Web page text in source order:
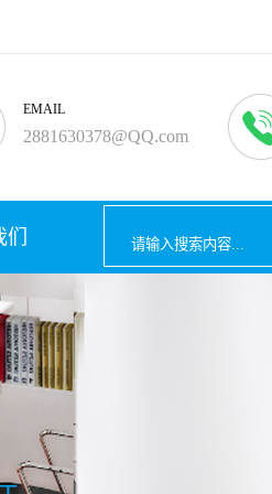
EMAIL
2881630378@QQ.com